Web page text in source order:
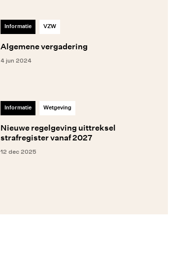
Informatie VZW
Algemene vergadering
4 jun 2024
Informatie Wetgeving
Nieuwe regelgeving uittreksel
strafregister vanaf 2027
12 dec 2025